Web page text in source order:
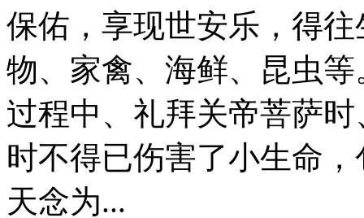
保佑，享现世安乐，得
物、家禽、海鲜、昆虫
过程中、礼拜关帝菩萨
时不得已伤害了小生命
天念为...